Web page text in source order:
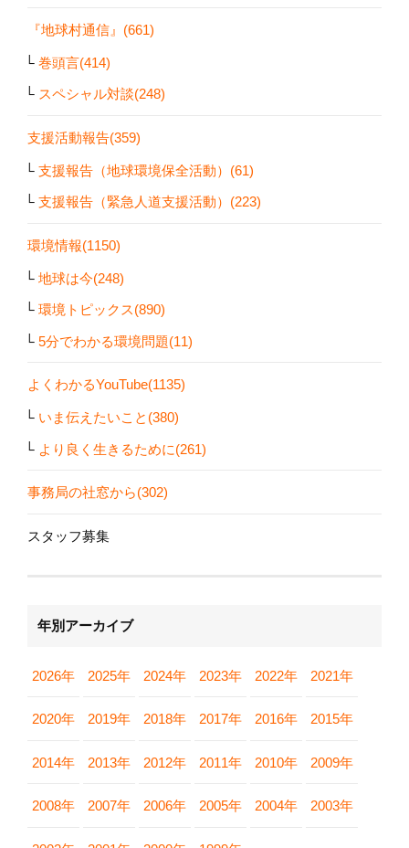
『地球村通信』(661)
巻頭言(414)
スペシャル対談(248)
支援活動報告(359)
支援報告（地球環境保全活動）(61)
支援報告（緊急人道支援活動）(223)
環境情報(1150)
地球は今(248)
環境トピックス(890)
5分でわかる環境問題(11)
よくわかるYouTube(1135)
いま伝えたいこと(380)
より良く生きるために(261)
事務局の社窓から(302)
スタッフ募集
年別アーカイブ
2026年 2025年 2024年 2023年 2022年 2021年
2020年 2019年 2018年 2017年 2016年 2015年
2014年 2013年 2012年 2011年 2010年 2009年
2008年 2007年 2006年 2005年 2004年 2003年